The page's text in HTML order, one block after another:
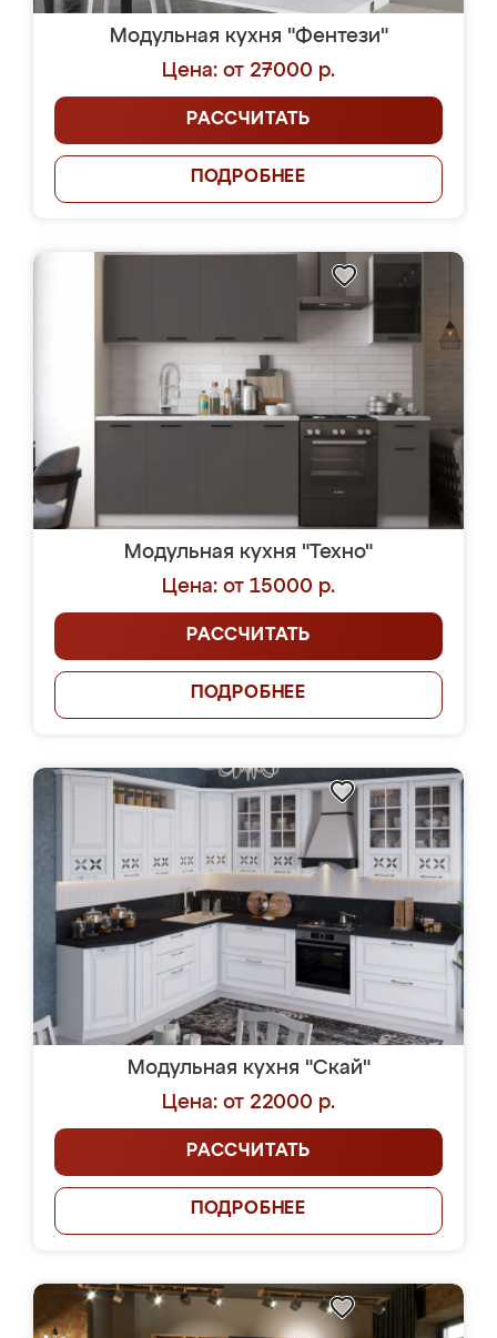
Модульная кухня "Фентези"
Цена: от 27000 р.
РАССЧИТАТЬ
ПОДРОБНЕЕ
Модульная кухня "Техно"
Цена: от 15000 р.
РАССЧИТАТЬ
ПОДРОБНЕЕ
Модульная кухня "Скай"
Цена: от 22000 р.
РАССЧИТАТЬ
ПОДРОБНЕЕ